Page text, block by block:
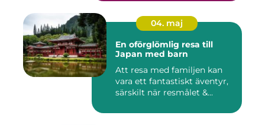
04. maj
En oförglömlig resa till
Japan med barn
Att resa med familjen kan
vara ett fantastiskt äventyr,
särskilt när resmålet &...